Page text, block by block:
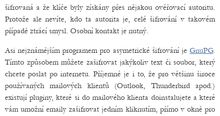
šifrovaná a že klíče byly získány přes nějakou ověřovací autoritu.
Protože ale nevíte, kdo ta autorita je, celé šifrování v takovém
případě ztrácí smysl. Osobní kontakt je nutný.
Asi nejznámějším programem pro asymetrické šifrování je GnuPG.
Tímto způsobem můžete zašifrovat jakýkoliv text či soubor, který
chcete poslat po internetu. Příjemné je i to, že pro většinu široce
používaných mailových klientů (Outlook, Thunderbird apod.)
existují pluginy, které si do mailového klienta doinstalujete a které
vám umožní emaily zašifrovat jedním kliknutím, přímo v okně pro